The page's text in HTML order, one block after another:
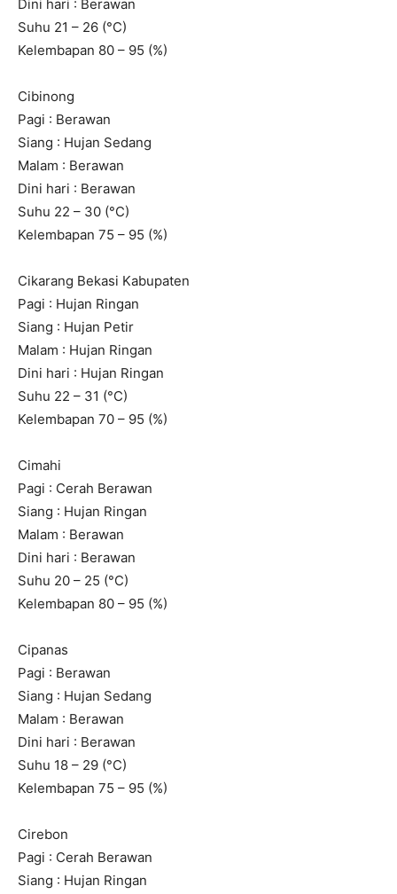
Dini hari : Berawan
Suhu 21 – 26 (°C)
Kelembapan 80 – 95 (%)
Cibinong
Pagi : Berawan
Siang : Hujan Sedang
Malam : Berawan
Dini hari : Berawan
Suhu 22 – 30 (°C)
Kelembapan 75 – 95 (%)
Cikarang Bekasi Kabupaten
Pagi : Hujan Ringan
Siang : Hujan Petir
Malam : Hujan Ringan
Dini hari : Hujan Ringan
Suhu 22 – 31 (°C)
Kelembapan 70 – 95 (%)
Cimahi
Pagi : Cerah Berawan
Siang : Hujan Ringan
Malam : Berawan
Dini hari : Berawan
Suhu 20 – 25 (°C)
Kelembapan 80 – 95 (%)
Cipanas
Pagi : Berawan
Siang : Hujan Sedang
Malam : Berawan
Dini hari : Berawan
Suhu 18 – 29 (°C)
Kelembapan 75 – 95 (%)
Cirebon
Pagi : Cerah Berawan
Siang : Hujan Ringan